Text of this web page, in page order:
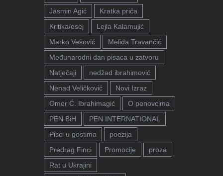
Jasmin Agić
Kratka priča
Kritika/esej
Lejla Kalamujić
Marko Vešović
Melida Travančić
Međunarodni dan pisaca u zatvoru
Natječaji
nedžad ibrahimović
Nenad Veličković
Novi Izraz
Omer Ć. Ibrahimagić
O penovcima
PEN BiH
PEN INTERNATIONAL
Pisci u gostima
poezija
Predrag Finci
Promocije
proza
Rat u Ukrajini